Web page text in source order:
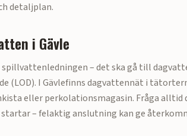
detaljplan.
i Gävle
– det ska gå till
(LOD). I Gävlefinns dagvattennät i
eller perkolationsmagasin. Fråga
– felaktig anslutning kan ge